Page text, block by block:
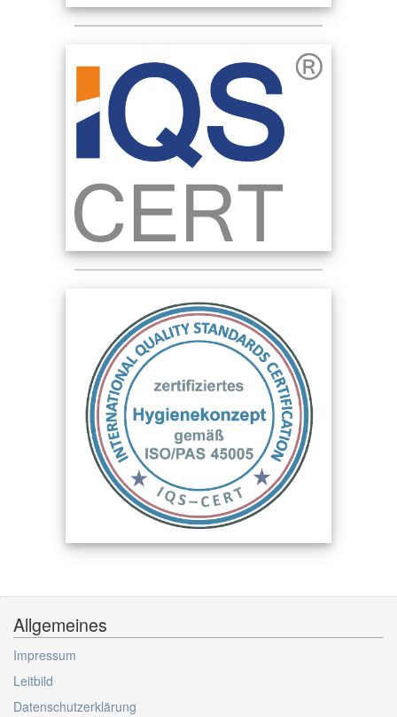
Allgemeines
Impressum
Leitbild
Datenschutzerklärung